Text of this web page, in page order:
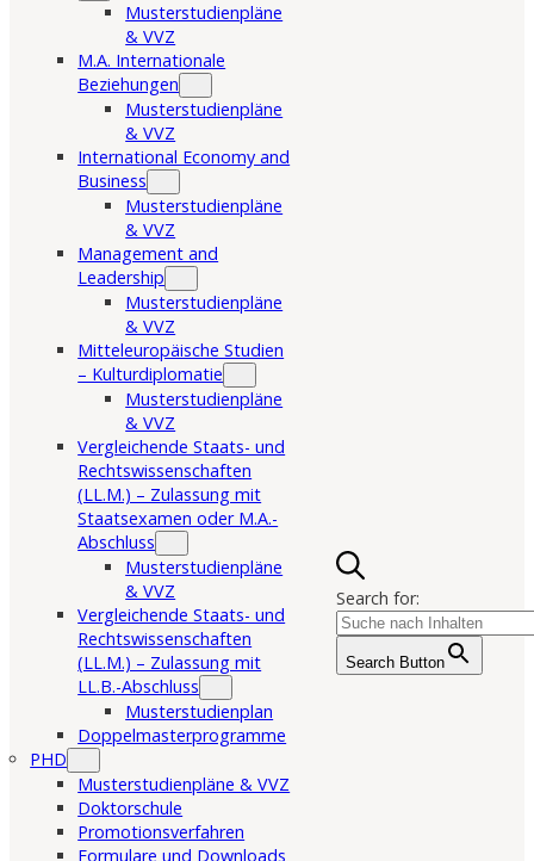
Musterstudienpläne
& VVZ
M.A. Internationale
Beziehungen
Musterstudienpläne
& VVZ
International Economy and
Business
Musterstudienpläne
& VVZ
Management and
Leadership
Musterstudienpläne
& VVZ
Mitteleuropäische Studien
– Kulturdiplomatie
Musterstudienpläne
& VVZ
Vergleichende Staats- und
Rechtswissenschaften
(LL.M.) – Zulassung mit
Staatsexamen oder M.A.-
Abschluss
Musterstudienpläne
& VVZ
Vergleichende Staats- und
Rechtswissenschaften
(LL.M.) – Zulassung mit
LL.B.-Abschluss
Musterstudienplan
Doppelmasterprogramme
PHD
Musterstudienpläne & VVZ
Doktorschule
Promotionsverfahren
Formulare und Downloads
Search for:
Search Button